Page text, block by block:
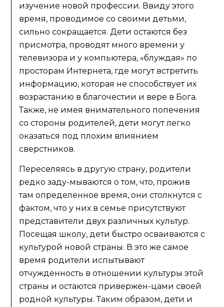
изучение новой профессии. Ввиду этого
время, проводимое со своими детьми,
сильно сокращается. Дети остаются без
присмотра, проводят много времени у
телевизора и у компьютера, «блуждая» по
просторам Интернета, где могут встретить
информацию, которая не способствует их
возрастанию в благочестии и вере в Бога.
Также, не имея внимательного попечения
со стороны родителей, дети могут легко
оказаться под плохим влиянием
сверстников.
Переселяясь в другую страну, родители
редко заду-мываются о том, что, прожив
там определенное время, они столкнутся с
фактом, что у них в семье присутствуют
представители двух различных культур.
Посещая школу, дети быстро осваиваются с
культурой новой страны. В это же самое
время родители испытывают
отчужденность в отношении культуры этой
страны и остаются привержен-цами своей
родной культуры. Таким образом, дети и